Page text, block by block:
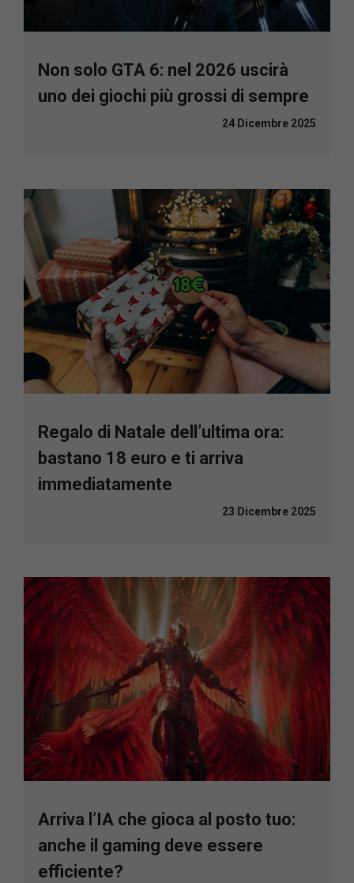
Non solo GTA 6: nel 2026 uscirà
uno dei giochi più grossi di sempre
24 Dicembre 2025
Regalo di Natale dell’ultima ora:
bastano 18 euro e ti arriva
immediatamente
23 Dicembre 2025
Arriva l’IA che gioca al posto tuo:
anche il gaming deve essere
efficiente?